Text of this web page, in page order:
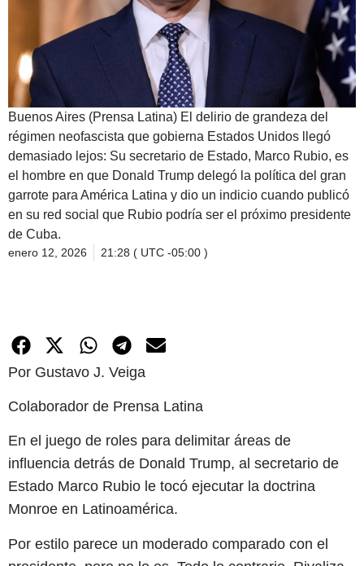
Buenos Aires (Prensa Latina) El delirio de grandeza del
régimen neofascista que gobierna Estados Unidos llegó
demasiado lejos: Su secretario de Estado, Marco Rubio, es
el hombre en que Donald Trump delegó la política del gran
garrote para América Latina y dio un indicio cuando publicó
en su red social que Rubio podría ser el próximo presidente
de Cuba.
enero 12, 2026 21:28 ( UTC -05:00 )
Por Gustavo J. Veiga
Colaborador de Prensa Latina
En el juego de roles para delimitar áreas de
influencia detrás de Donald Trump, al secretario de
Estado Marco Rubio le tocó ejecutar la doctrina
Monroe en Latinoamérica.
Por estilo parece un moderado comparado con el